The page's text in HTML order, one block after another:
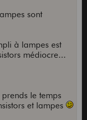
sont
à lampes est
médiocre...
le temps
et lampes